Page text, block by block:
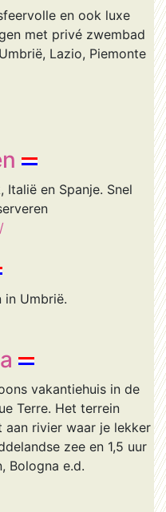
en ook luxe
met privé zwembad
Lazio, Piemonte
Italië en Spanje. Snel
in Umbrië.
vakantiehuis in de
Terre. Het terrein
rivier waar je lekker
zee en 1,5 uur
Bologna e.d.